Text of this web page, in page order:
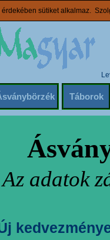
sütiket alkalmaz.
Táborok
Az adatok